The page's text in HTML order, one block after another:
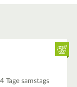
Tage samstags